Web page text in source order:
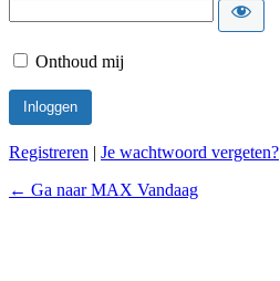
Onthoud mij
Registreren | Je wachtwoord vergeten?
← Ga naar MAX Vandaag